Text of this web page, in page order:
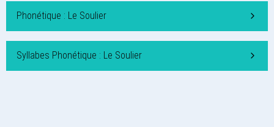
Phonétique : Le Soulier
Syllabes Phonétique : Le Soulier